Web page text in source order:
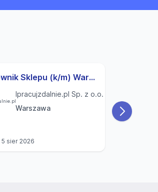
Pracownik Sklepu (k/m) Warszawa
Ipracujzdalnie.pl Sp. z o.o.
Warszawa
5 sier 2026